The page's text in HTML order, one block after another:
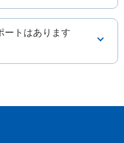
ートはあります